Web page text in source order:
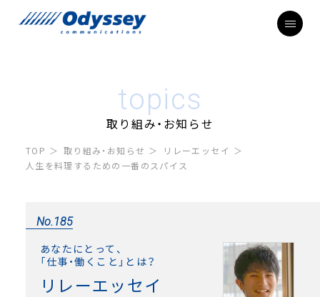
topics
取り組み・お知らせ
TOP 取り組み・お知らせ
リレーエッセイ
人生を料理するための一番のスパイス
No.185
あなたにとって、
「仕事・働くこと」とは？
リレーエッセイ